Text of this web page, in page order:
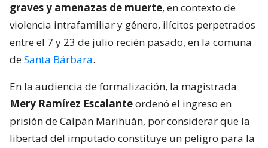
graves y amenazas de muerte, en contexto de
violencia intrafamiliar y género, ilícitos perpetrados
entre el 7 y 23 de julio recién pasado, en la comuna
deSanta Bárbara.
En la audiencia de formalización, la magistrada
Mery Ramírez Escalanteordenó el ingreso en
prisión de Calpán Marihuán, por considerar que la
libertad del imputado constituye un peligro para la